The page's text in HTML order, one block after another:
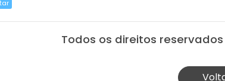
Todos os direitos